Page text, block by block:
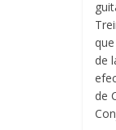
de
de